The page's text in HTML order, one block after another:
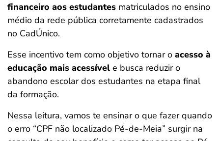
ferramentas
financeiro aos estudantes matriculados no ensino
médio da rede pública corretamente cadastrados
no CadÚnico.
Esse incentivo tem como objetivo tornar o acesso à
educação mais acessível e busca reduzir o
abandono escolar dos estudantes na etapa final
da formação.
Nessa leitura, vamos te ensinar o que fazer quando
o erro “CPF não localizado Pé-de-Meia” surgir na